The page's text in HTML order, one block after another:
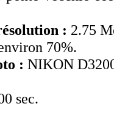
: 2.75
70%.
: NIKON
sec.